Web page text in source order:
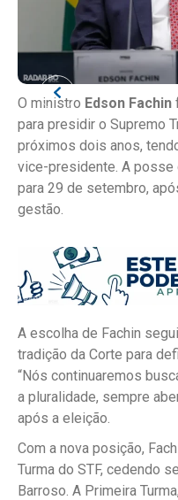
O ministro Edson Fachin
para presidir o Supremo
próximos dois anos,
vice-presidente. A posse
para 29 de setembro,
gestão.
A escolha de Fachin
tradição da Corte para
“Nós continuaremos
a pluralidade, sempre
após a eleição.
Com a nova posição,
Turma do STF, cedendo
Barroso. A Primeira